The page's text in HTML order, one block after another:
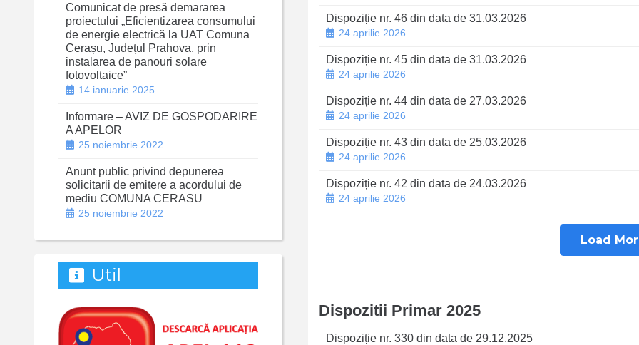
Dispoziție nr. 46 din data de 31.03.2026
24 aprilie 2026
Dispoziție nr. 45 din data de 31.03.2026
24 aprilie 2026
Dispoziție nr. 44 din data de 27.03.2026
24 aprilie 2026
Dispoziție nr. 43 din data de 25.03.2026
24 aprilie 2026
Dispoziție nr. 42 din data de 24.03.2026
24 aprilie 2026
Load
Dispozitii Primar 2025
Dispoziție nr. 330 din data de 29.12.2025
Comunicat de presă demararea
proiectului „Eficientizarea consumului
de energie electrică la UAT Comuna
Cerașu, Județul Prahova, prin
instalarea de panouri solare
fotovoltaice”
14 ianuarie 2025
Informare – AVIZ DE GOSPODARIRE
A APELOR
25 noiembrie 2022
Anunt public privind depunerea
solicitarii de emitere a acordului de
mediu COMUNA CERASU
25 noiembrie 2022
Util